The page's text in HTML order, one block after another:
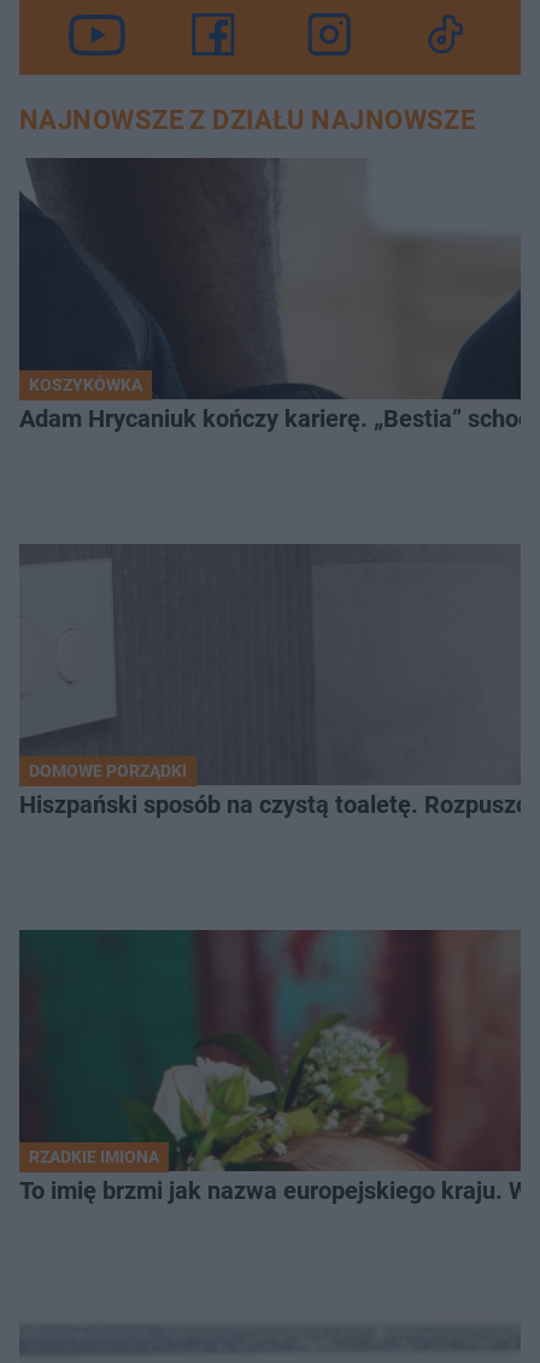
NAJNOWSZE Z DZIAŁU NAJNOWSZE
KOSZYKÓWKA
Adam Hrycaniuk kończy karierę. „Bestia”
DOMOWE PORZĄDKI
Hiszpański sposób na czystą toaletę.
RZADKIE IMIONA
To imię brzmi jak nazwa europejskiego kraju.